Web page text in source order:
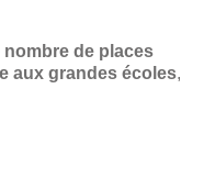
nombre de places
aux grandes écoles,